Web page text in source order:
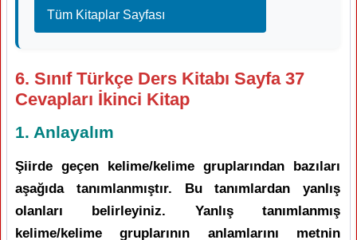
Tüm Kitaplar Sayfası
6. Sınıf Türkçe Ders Kitabı Sayfa 37
Cevapları İkinci Kitap
1. Anlayalım
Şiirde geçen kelime/kelime gruplarından bazıları
aşağıda tanımlanmıştır. Bu tanımlardan yanlış
olanları belirleyiniz. Yanlış tanımlanmış
kelime/kelime gruplarının anlamlarını metnin